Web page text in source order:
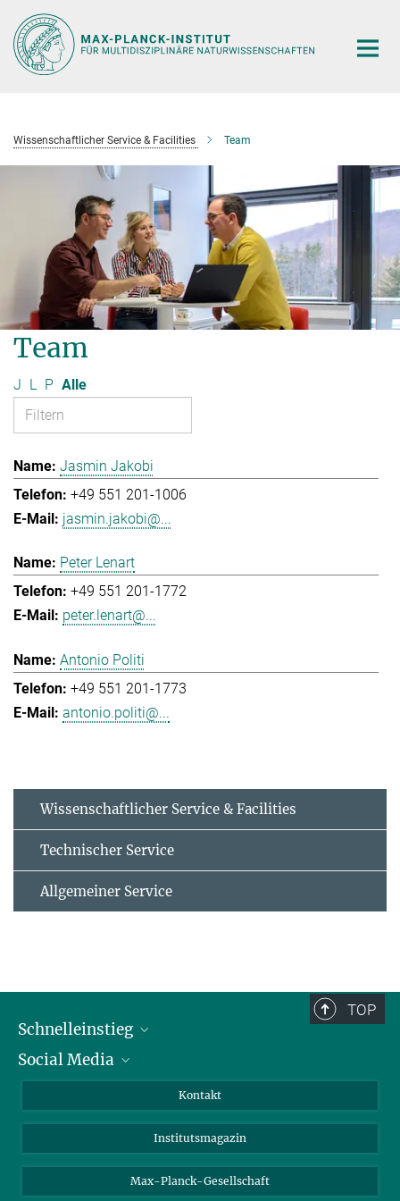
Hauptinhalt
Wissenschaftlicher Service & Facilities Team
Team
J L P Alle
Jasmin Jakobi
+49 551 201-1006
jasmin.jakobi@...
Peter Lenart
+49 551 201-1772
peter.lenart@...
Antonio Politi
+49 551 201-1773
antonio.politi@...
Wissenschaftlicher Service & Facilities
Technischer Service
Allgemeiner Service
TOP
Schnelleinstieg
Alumni
Social Media
Facebook
Kontakt
Institutsmagazin
Max-Planck-Gesellschaft